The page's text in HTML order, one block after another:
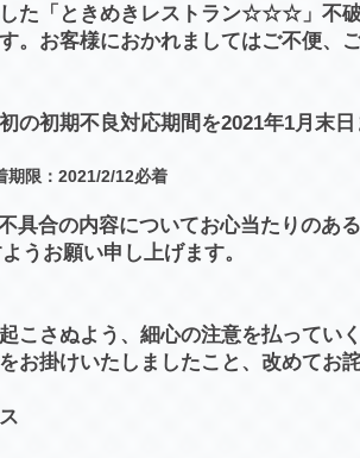
た「ときめきレストラン☆☆☆」不
。お客様におかれましてはご不便、
の初期不良対応期間を2021年1月末
限：2021/2/12必着
具合の内容についてお心当たりのあ
うお願い申し上げます。
こさぬよう、細心の注意を払ってい
お掛けいたしましたこと、改めてお